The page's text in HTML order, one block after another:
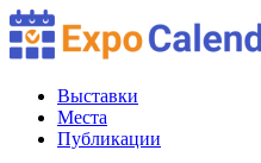
Выставки
Места
Публикации